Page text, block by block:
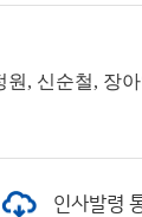
, 신순철, 장
인사발령